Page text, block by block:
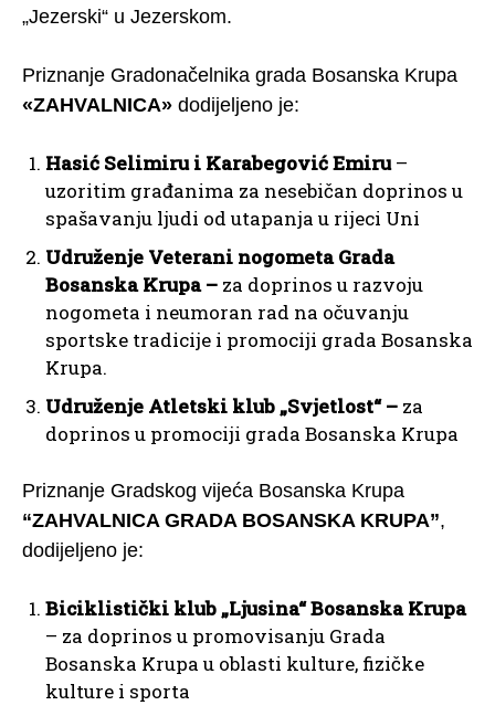
„Jezerski“ u Jezerskom.
Priznanje Gradonačelnika grada Bosanska Krupa
«ZAHVALNICA» dodijeljeno je:
Hasić Selimiru i Karabegović Emiru–
uzoritim građanima za nesebičan doprinos u
spašavanju ljudi od utapanja u rijeci Uni
Udruženje Veterani nogometa Grada
Bosanska Krupa – za doprinos u razvoju
nogometa i neumoran rad na očuvanju
sportske tradicije i promociji grada Bosanska
Krupa.
Udruženje Atletski klub „Svjetlost“ – za
doprinos u promociji grada Bosanska Krupa
Priznanje Gradskog vijeća Bosanska Krupa
“ZAHVALNICA GRADA BOSANSKA KRUPA”,
dodijeljeno je:
Biciklistički klub „Ljusina“ Bosanska Krupa
– za doprinos u promovisanju Grada
Bosanska Krupa u oblasti kulture, fizičke
kulture i sporta